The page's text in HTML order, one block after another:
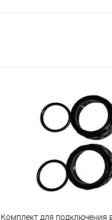
Комплект для подключения